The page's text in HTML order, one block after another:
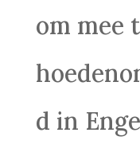
om mee
d in